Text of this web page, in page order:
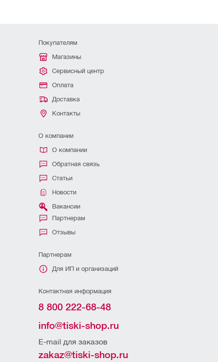
Покупателям
Магазины
Сервисный центр
Оплата
Доставка
Контакты
О компании
О компании
Обратная связь
Статьи
Новости
Вакансии
Партнерам
Отзывы
Партнерам
Для ИП и организаций
Контактная информация
8 800 222-68-48
info@tiski-shop.ru
E-mail для заказов
zakaz@tiski-shop.ru